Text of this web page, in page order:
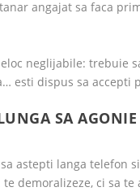
angajat sa faca
neglijabile: trebuie
esti dispus sa accepti
SA AGONIE
astepti langa telefon
demoralizeze, ci sa te